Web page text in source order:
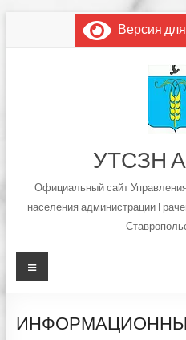
содержимому
Версия
УТСЗН
Официальный сайт
населения администрации
Меню